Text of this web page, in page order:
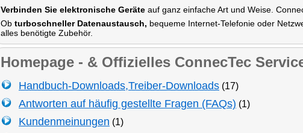
Verbinden Sie elektronische Geräte auf ganz einfache Art und Weise.
Ob turboschneller Datenaustausch, bequeme Internet-Telefonie oder
alles benötigte Zubehör.
Homepage - & Offizielles ConnecTec
Handbuch-Downloads,Treiber-Downloads (17)
Antworten auf häufig gestellte Fragen (FAQs) (1)
Kundenmeinungen (1)